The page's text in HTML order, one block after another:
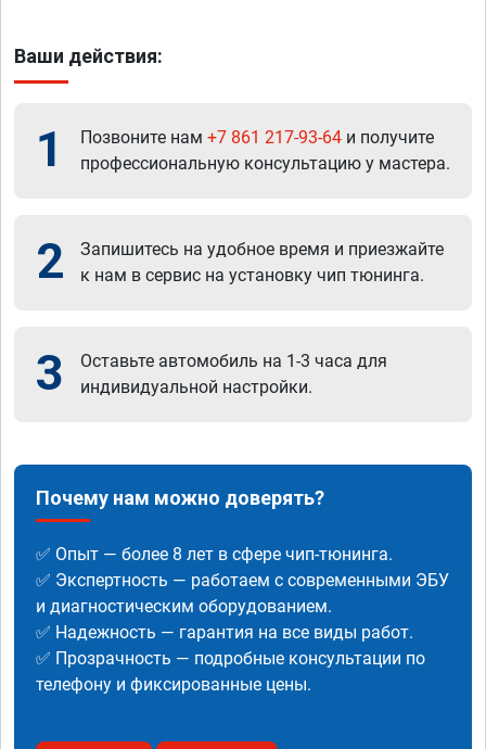
Ваши действия:
1 Позвоните нам +7 861 217-93-64 и получите
профессиональную консультацию у мастера.
2
Запишитесь на удобное время и приезжайте
к нам в сервис на установку чип тюнинга.
3
Оставьте автомобиль на 1-3 часа для
индивидуальной настройки.
Почему нам можно доверять?
✅ Опыт — более 8 лет в сфере чип-тюнинга.
✅ Экспертность — работаем с современными ЭБУ
и диагностическим оборудованием.
✅ Надежность — гарантия на все виды работ.
✅ Прозрачность — подробные консультации по
телефону и фиксированные цены.